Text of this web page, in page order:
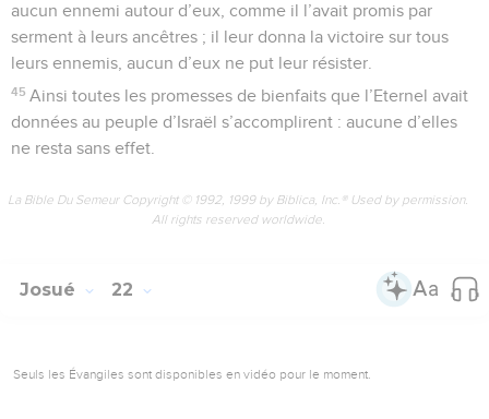
aucun ennemi autour d’eux, comme il l’avait promis par
serment à leurs ancêtres ; il leur donna la victoire sur tous
leurs ennemis, aucun d’eux ne put leur résister.
45 Ainsi toutes les promesses de bienfaits que l’Eternel avait
données au peuple d’Israël s’accomplirent : aucune d’elles
ne resta sans effet.
La Bible Du Semeur Copyright © 1992, 1999 by Biblica, Inc.® Used by permission.
All rights reserved worldwide.
Josué 22
Seuls les Évangiles sont disponibles en vidéo pour le moment.